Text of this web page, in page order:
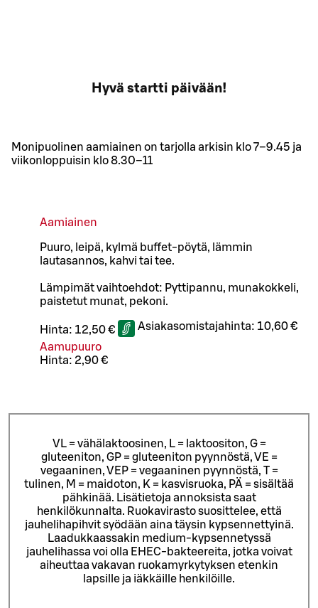
Hyvä startti päivään!
Monipuolinen aamiainen on tarjolla arkisin klo 7–9.45 ja
viikonloppuisin klo 8.30–11
Aamiainen
Puuro, leipä, kylmä buffet-pöytä, lämmin
lautasannos, kahvi tai tee.
Lämpimät vaihtoehdot: Pyttipannu, munakokkeli,
paistetut munat, pekoni.
Hinta: 12,50 € Asiakasomistajahinta: 10,60 €
Aamupuuro
Hinta: 2,90 €
VL = vähälaktoosinen, L = laktoositon, G =
gluteeniton, GP = gluteeniton pyynnöstä, VE =
vegaaninen, VEP = vegaaninen pyynnöstä, T =
tulinen, M = maidoton, K = kasvisruoka, PÄ = sisältää
pähkinää. Lisätietoja annoksista saat
henkilökunnalta. Ruokavirasto suosittelee, että
jauhelihapihvit syödään aina täysin kypsennettyinä.
Laadukkaassakin medium-kypsennetyssä
jauhelihassa voi olla EHEC-bakteereita, jotka voivat
aiheuttaa vakavan ruokamyrkytyksen etenkin
lapsille ja iäkkäille henkilöille.